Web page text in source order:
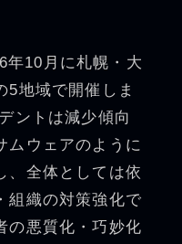
年10月に札幌・大
5地域で開催しま
ントは減少傾向
ムウェアのように
、全体としては依
組織の対策強化で
の悪質化・巧妙化